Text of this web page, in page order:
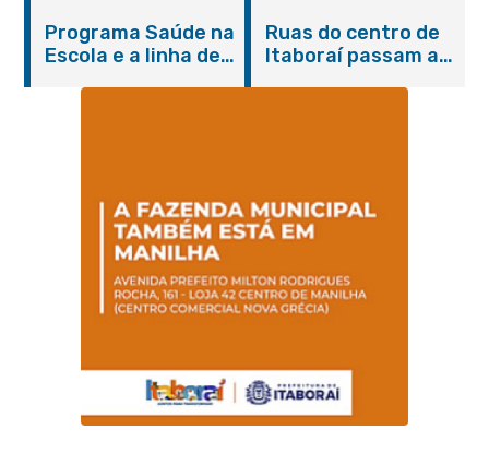
serviços gratuitos e
orientações
Programa Saúde na
Escola e a linha de
Magalhães Seabra
Ruas do centro de
Itaboraí passam a